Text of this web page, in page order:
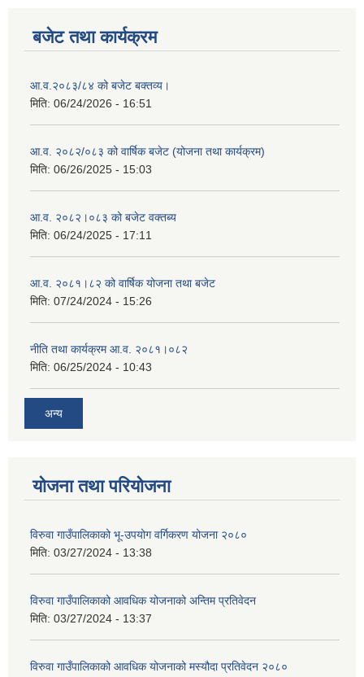
बजेट तथा कार्यक्रम
आ.व.२०८३/८४ को बजेट बक्तव्य।
मिति: 06/24/2026 - 16:51
आ.व. २०८२/०८३ को वार्षिक बजेट (योजना तथा कार्यक्रम)
मिति: 06/26/2025 - 15:03
आ.व. २०८२।०८३ को बजेट वक्तब्य
मिति: 06/24/2025 - 17:11
आ.व. २०८१।८२ को वार्षिक योजना तथा बजेट
मिति: 07/24/2024 - 15:26
नीति तथा कार्यक्रम आ.व. २०८१।०८२
मिति: 06/25/2024 - 10:43
अन्य
योजना तथा परियोजना
विरुवा गाउँपालिकाको भू-उपयोग वर्गिकरण योजना २०८०
मिति: 03/27/2024 - 13:38
विरुवा गाउँपालिकाको आवधिक योजनाको अन्तिम प्रतिवेदन
मिति: 03/27/2024 - 13:37
विरुवा गाउँपालिकाको आवधिक योजनाको मस्यौदा प्रतिवेदन २०८०